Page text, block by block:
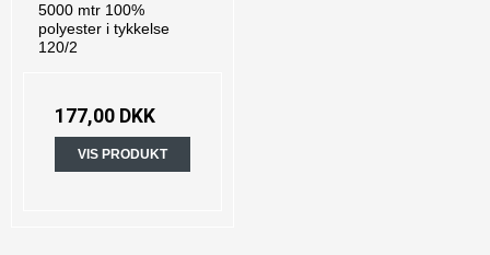
5000 mtr 100%
polyester i tykkelse
120/2
177,00 DKK
VIS PRODUKT